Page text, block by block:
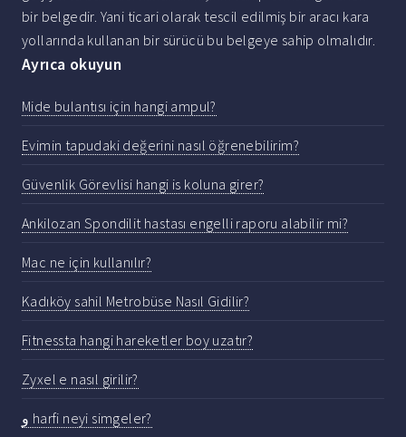
bir belgedir. Yani ticari olarak tescil edilmiş bir aracı kara
yollarında kullanan bir sürücü bu belgeye sahip olmalıdır.
Ayrıca okuyun
Mide bulantısı için hangi ampul?
Evimin tapudaki değerini nasıl öğrenebilirim?
Güvenlik Görevlisi hangi is koluna girer?
Ankilozan Spondilit hastası engelli raporu alabilir mi?
Mac ne için kullanılır?
Kadıköy sahil Metrobüse Nasıl Gidilir?
Fitnessta hangi hareketler boy uzatır?
Zyxel e nasıl girilir?
و harfi neyi simgeler?